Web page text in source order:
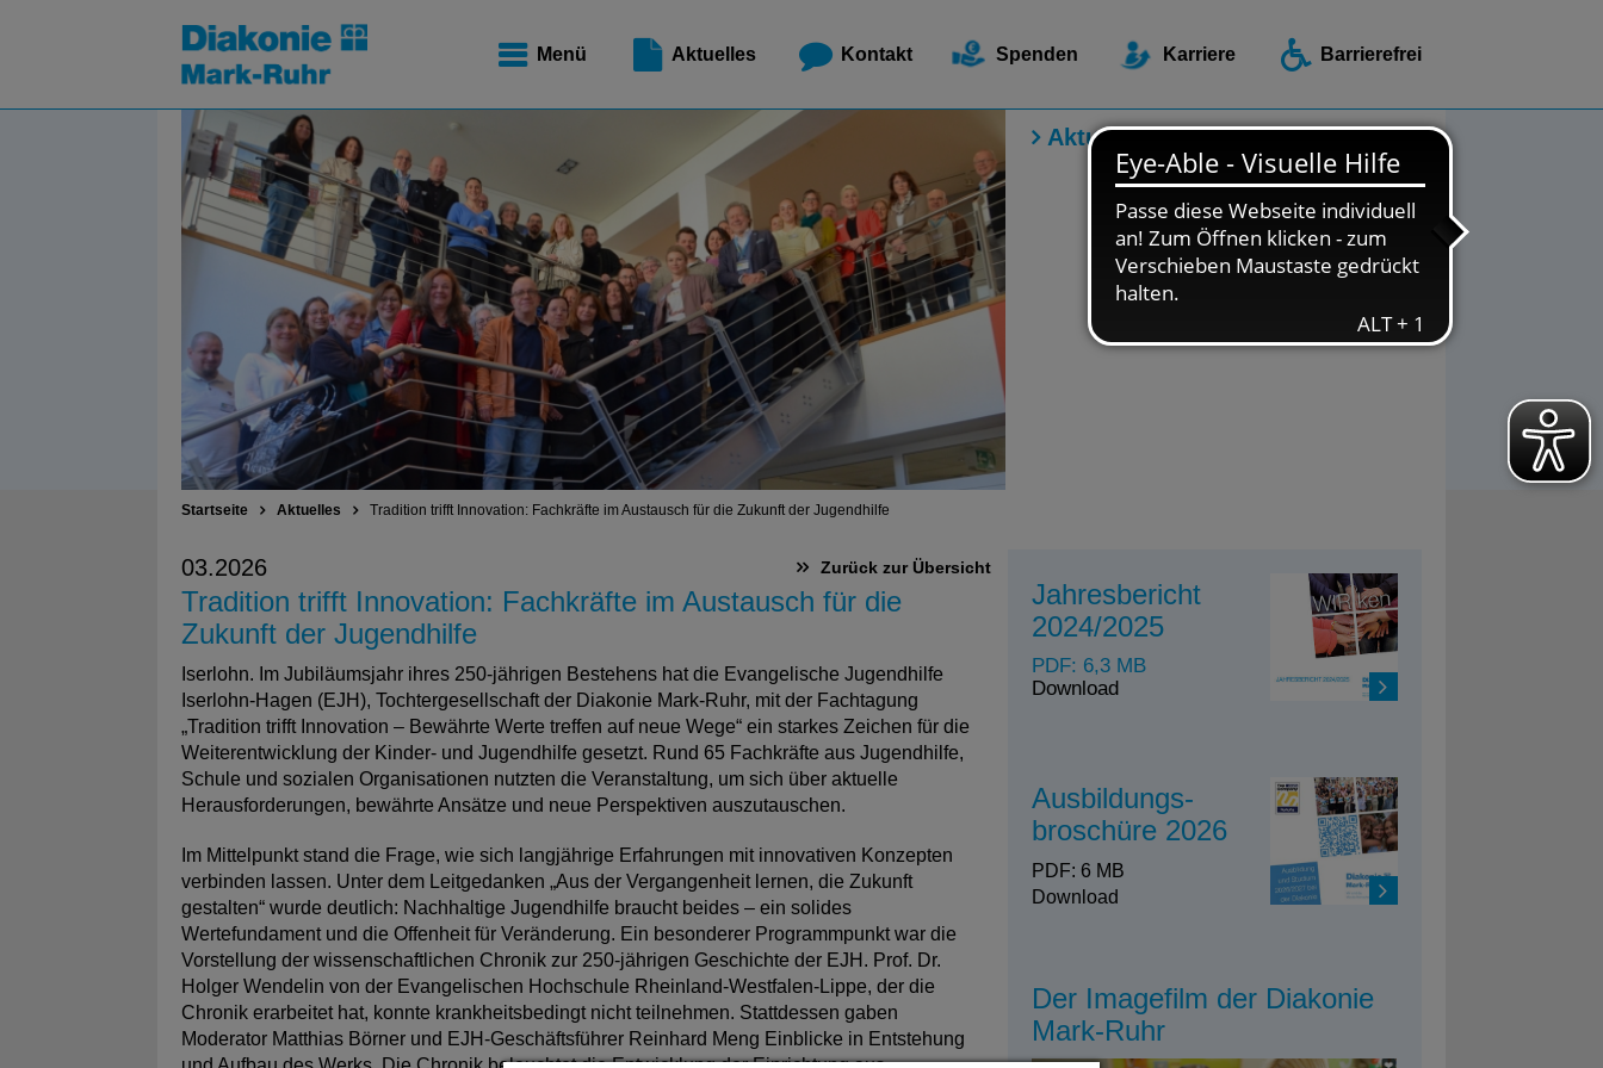
Menü Aktuelles Kontakt Spenden Karriere Barrierefrei
Meldestellen / Beratungsstellen
Aktuelles
Startseite Aktuelles Tradition trifft Innovation: Fachkräfte im Austausch für die Zukunft der Jugendhilfe
Zurück zur Übersicht
03.2026
Tradition trifft Innovation: Fachkräfte im Austausch für die
Zukunft der Jugendhilfe
Iserlohn. Im Jubiläumsjahr ihres 250-jährigen Bestehens hat die Evangelische Jugendhilfe
Iserlohn-Hagen (EJH), Tochtergesellschaft der Diakonie Mark-Ruhr, mit der Fachtagung
„Tradition trifft Innovation – Bewährte Werte treffen auf neue Wege“ ein starkes Zeichen für die
Weiterentwicklung der Kinder- und Jugendhilfe gesetzt. Rund 65 Fachkräfte aus Jugendhilfe,
Schule und sozialen Organisationen nutzten die Veranstaltung, um sich über aktuelle
Herausforderungen, bewährte Ansätze und neue Perspektiven auszutauschen.
Im Mittelpunkt stand die Frage, wie sich langjährige Erfahrungen mit innovativen Konzepten
verbinden lassen. Unter dem Leitgedanken „Aus der Vergangenheit lernen, die Zukunft
gestalten“ wurde deutlich: Nachhaltige Jugendhilfe braucht beides – ein solides
Wertefundament und die Offenheit für Veränderung. Ein besonderer Programmpunkt war die
Vorstellung der wissenschaftlichen Chronik zur 250-jährigen Geschichte der EJH. Prof. Dr.
Holger Wendelin von der Evangelischen Hochschule Rheinland-Westfalen-Lippe, der die
Chronik erarbeitet hat, konnte krankheitsbedingt nicht teilnehmen. Stattdessen gaben
Moderator Matthias Börner und EJH-Geschäftsführer Reinhard Meng Einblicke in Entstehung
Jahresbericht
2024/2025
PDF: 6,3 MB
Download
Ausbildungs-
broschüre 2026
PDF: 6 MB
Download
Der Imagefilm der Diakonie
Mark-Ruhr